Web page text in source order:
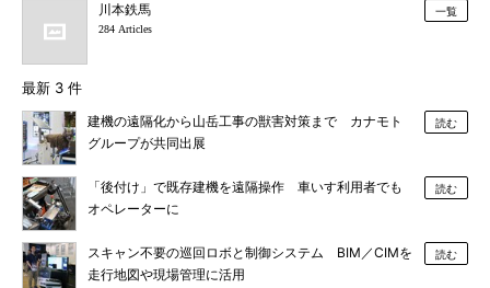
川本鉄馬
284 Articles
一覧
最新 3 件
建機の遠隔化から山岳工事の獣害対策まで カナモト
グループが共同出展
読む
「後付け」で既存建機を遠隔操作 車いす利用者でも
オペレーターに
読む
スキャン不要の巡回ロボと制御システム BIM／CIMを
走行地図や現場管理に活用
読む